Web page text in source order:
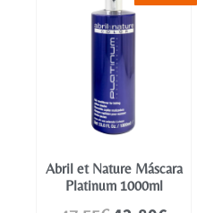
Abril et Nature Máscara
Platinum 1000ml